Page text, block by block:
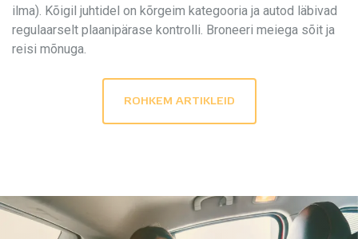
ilma). Kõigil juhtidel on kõrgeim kategooria ja autod läbivad
regulaarselt plaanipärase kontrolli. Broneeri meiega sõit ja
reisi mõnuga.
ROHKEM ARTIKLEID